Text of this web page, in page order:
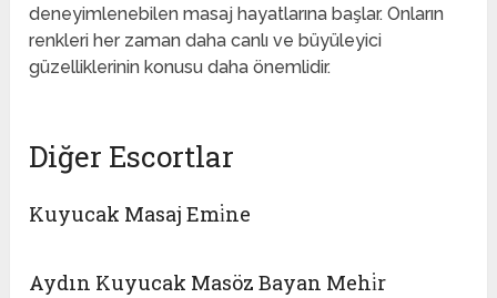
deneyimlenebilen masaj hayatlarına başlar. Onların
renkleri her zaman daha canlı ve büyüleyici
güzelliklerinin konusu daha önemlidir.
Diğer Escortlar
Kuyucak Masaj Emi̇ne
Aydın Kuyucak Masöz Bayan Mehi̇r